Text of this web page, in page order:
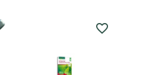
favorite_border